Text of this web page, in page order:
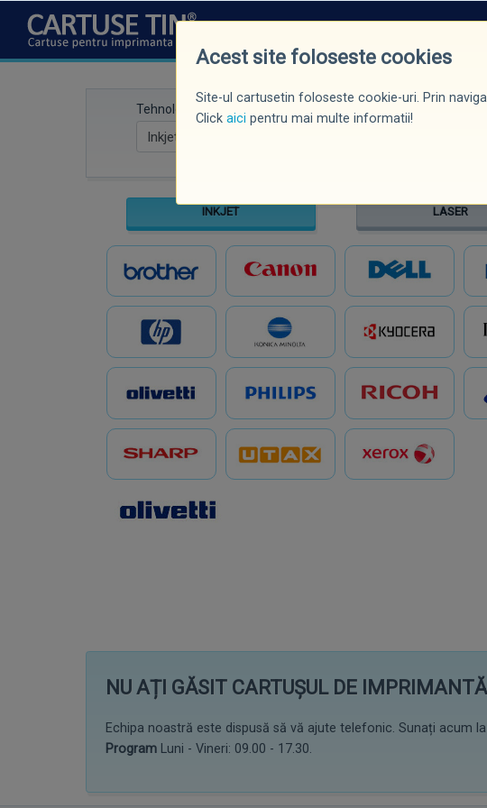
Tehnologie Marcă imprimantă
INKJET LASER
NU AȚI GĂSIT CARTUȘUL DE
Echipa noastră este dispusă să vă ajute telefonic. Sunați acum
Program Luni - Vineri: 09.00 - 17.30.
Acest site foloseste cookies
Site-ul cartusetin foloseste cookie-uri. Prin
Clickaici pentru mai multe informatii!